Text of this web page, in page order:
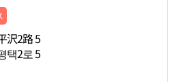
沢2路 5
택2로 5